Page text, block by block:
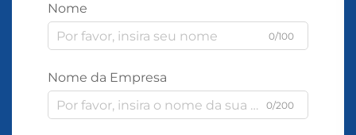
Nome
0/100
Nome da Empresa
0/200